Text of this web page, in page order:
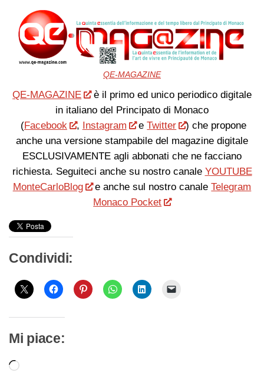
QE-MAGAZINE
QE-MAGAZINE
è il primo ed unico periodico digitale
in italiano del Principato di Monaco
(Facebook , Instagram eTwitter
) che propone
anche una versione stampabile del magazine digitale
ESCLUSIVAMENTE agli abbonati che ne facciano
richiesta. Seguiteci anche su nostro canale YOUTUBE
MonteCarloBlog
e anche sul nostro canaleTelegram
Monaco Pocket
Condividi:
Mi piace:
Caricamento